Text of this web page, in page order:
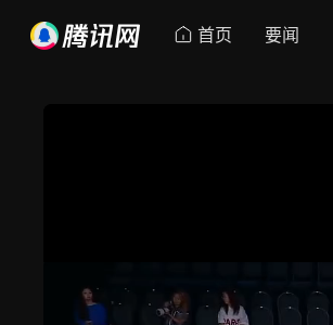
首页 要闻